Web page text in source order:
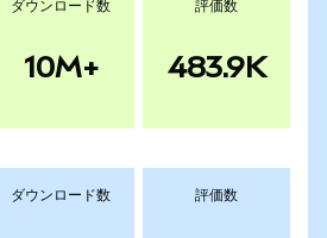
ダウンロード数
10M+
評価数
483.9K
ダウンロード数 評価数